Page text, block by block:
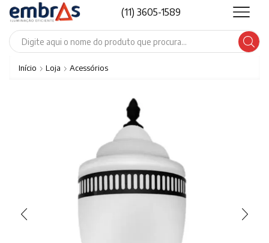
(11) 3605-1589
Search
Início Loja Acessórios